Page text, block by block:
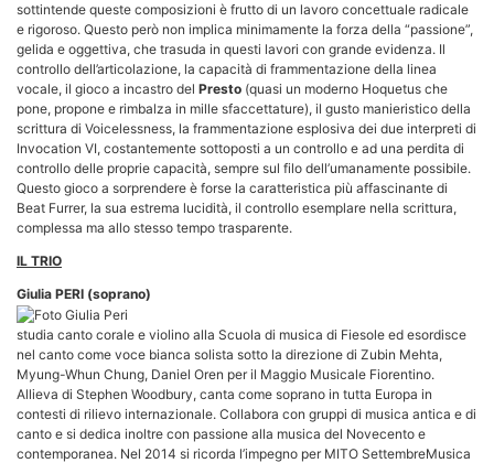
sottintende queste composizioni è frutto di un lavoro concettuale radicale
e rigoroso. Questo però non implica minimamente la forza della “passione”,
gelida e oggettiva, che trasuda in questi lavori con grande evidenza. Il
controllo dell’articolazione, la capacità di frammentazione della linea
vocale, il gioco a incastro del Presto (quasi un moderno Hoquetus che
pone, propone e rimbalza in mille sfaccettature), il gusto manieristico della
scrittura di Voicelessness, la frammentazione esplosiva dei due interpreti di
Invocation VI, costantemente sottoposti a un controllo e ad una perdita di
controllo delle proprie capacità, sempre sul filo dell’umanamente possibile.
Questo gioco a sorprendere è forse la caratteristica più affascinante di
Beat Furrer, la sua estrema lucidità, il controllo esemplare nella scrittura,
complessa ma allo stesso tempo trasparente.
IL TRIO
Giulia PERI (soprano)
studia canto corale e violino alla Scuola di musica di Fiesole ed esordisce
nel canto come voce bianca solista sotto la direzione di Zubin Mehta,
Myung-Whun Chung, Daniel Oren per il Maggio Musicale Fiorentino.
Allieva di Stephen Woodbury, canta come soprano in tutta Europa in
contesti di rilievo internazionale. Collabora con gruppi di musica antica e di
canto e si dedica inoltre con passione alla musica del Novecento e
contemporanea. Nel 2014 si ricorda l’impegno per MITO SettembreMusica